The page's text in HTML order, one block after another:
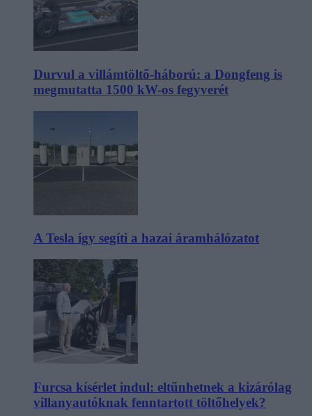
Durvul a villámtöltő-háború: a Dongfeng is
megmutatta 1500 kW-os fegyverét
A Tesla így segíti a hazai áramhálózatot
Furcsa kísérlet indul: eltűnhetnek a kizárólag
villanyautóknak fenntartott töltőhelyek?